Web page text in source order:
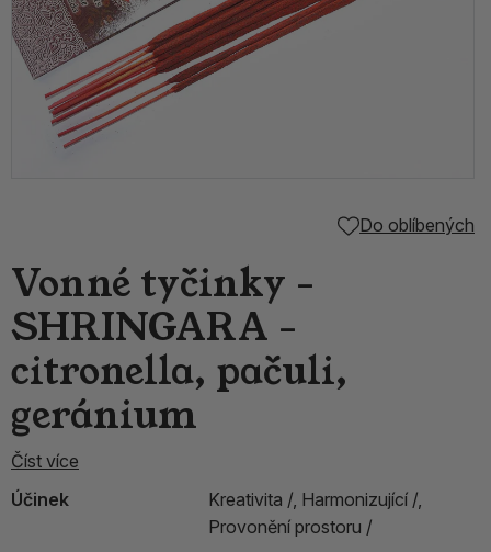
Do oblíbených
Vonné tyčinky -
SHRINGARA -
citronella, pačuli,
geránium
Číst více
Účinek
Kreativita /, Harmonizující /,
Provonění prostoru /